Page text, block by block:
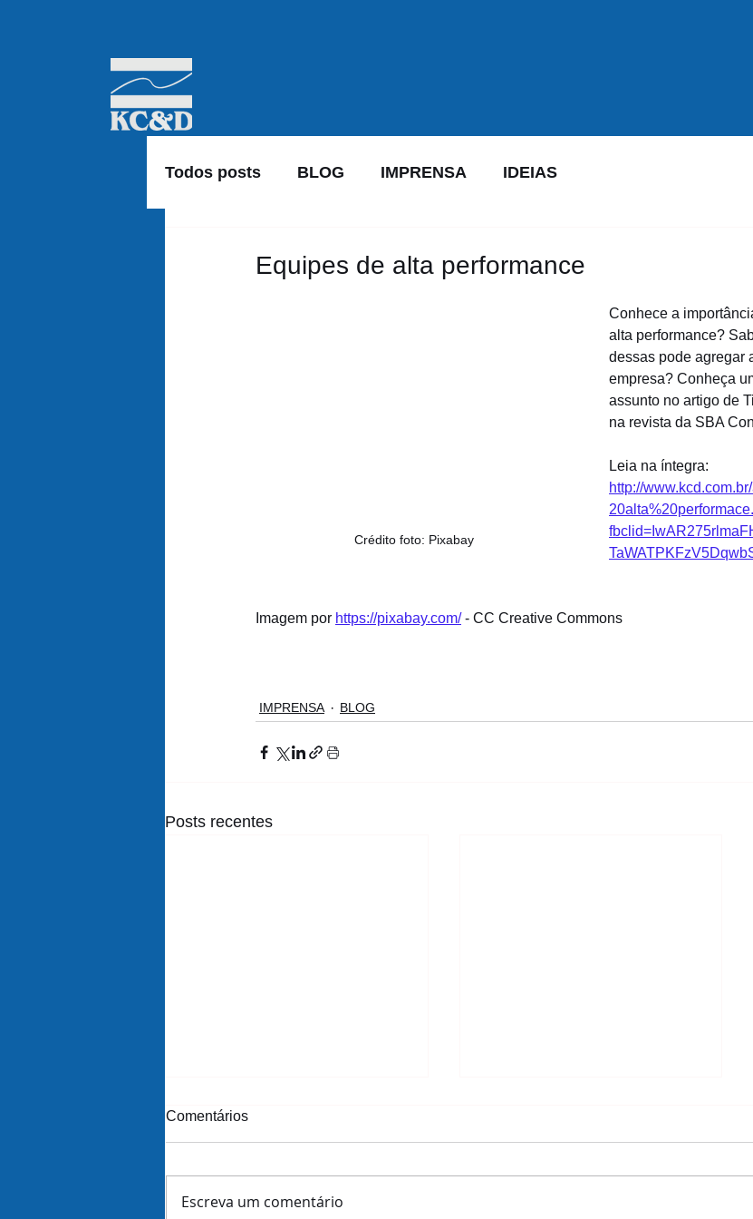
Todos posts BLOG IMPRENSA IDEIAS
Equipes de alta performance
Crédito foto: Pixabay
Conhece a
alta performance?
dessas pode agregar
empresa? Conheça
assunto no artigo de
na revista da SBA
Leia na íntegra:
http://
Imagem por https://pixabay.com/ - CC Creative Commons
IMPRENSA BLOG
Posts recentes
Comentários
Escreva um comentário